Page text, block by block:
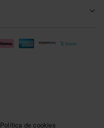
Política de cookies